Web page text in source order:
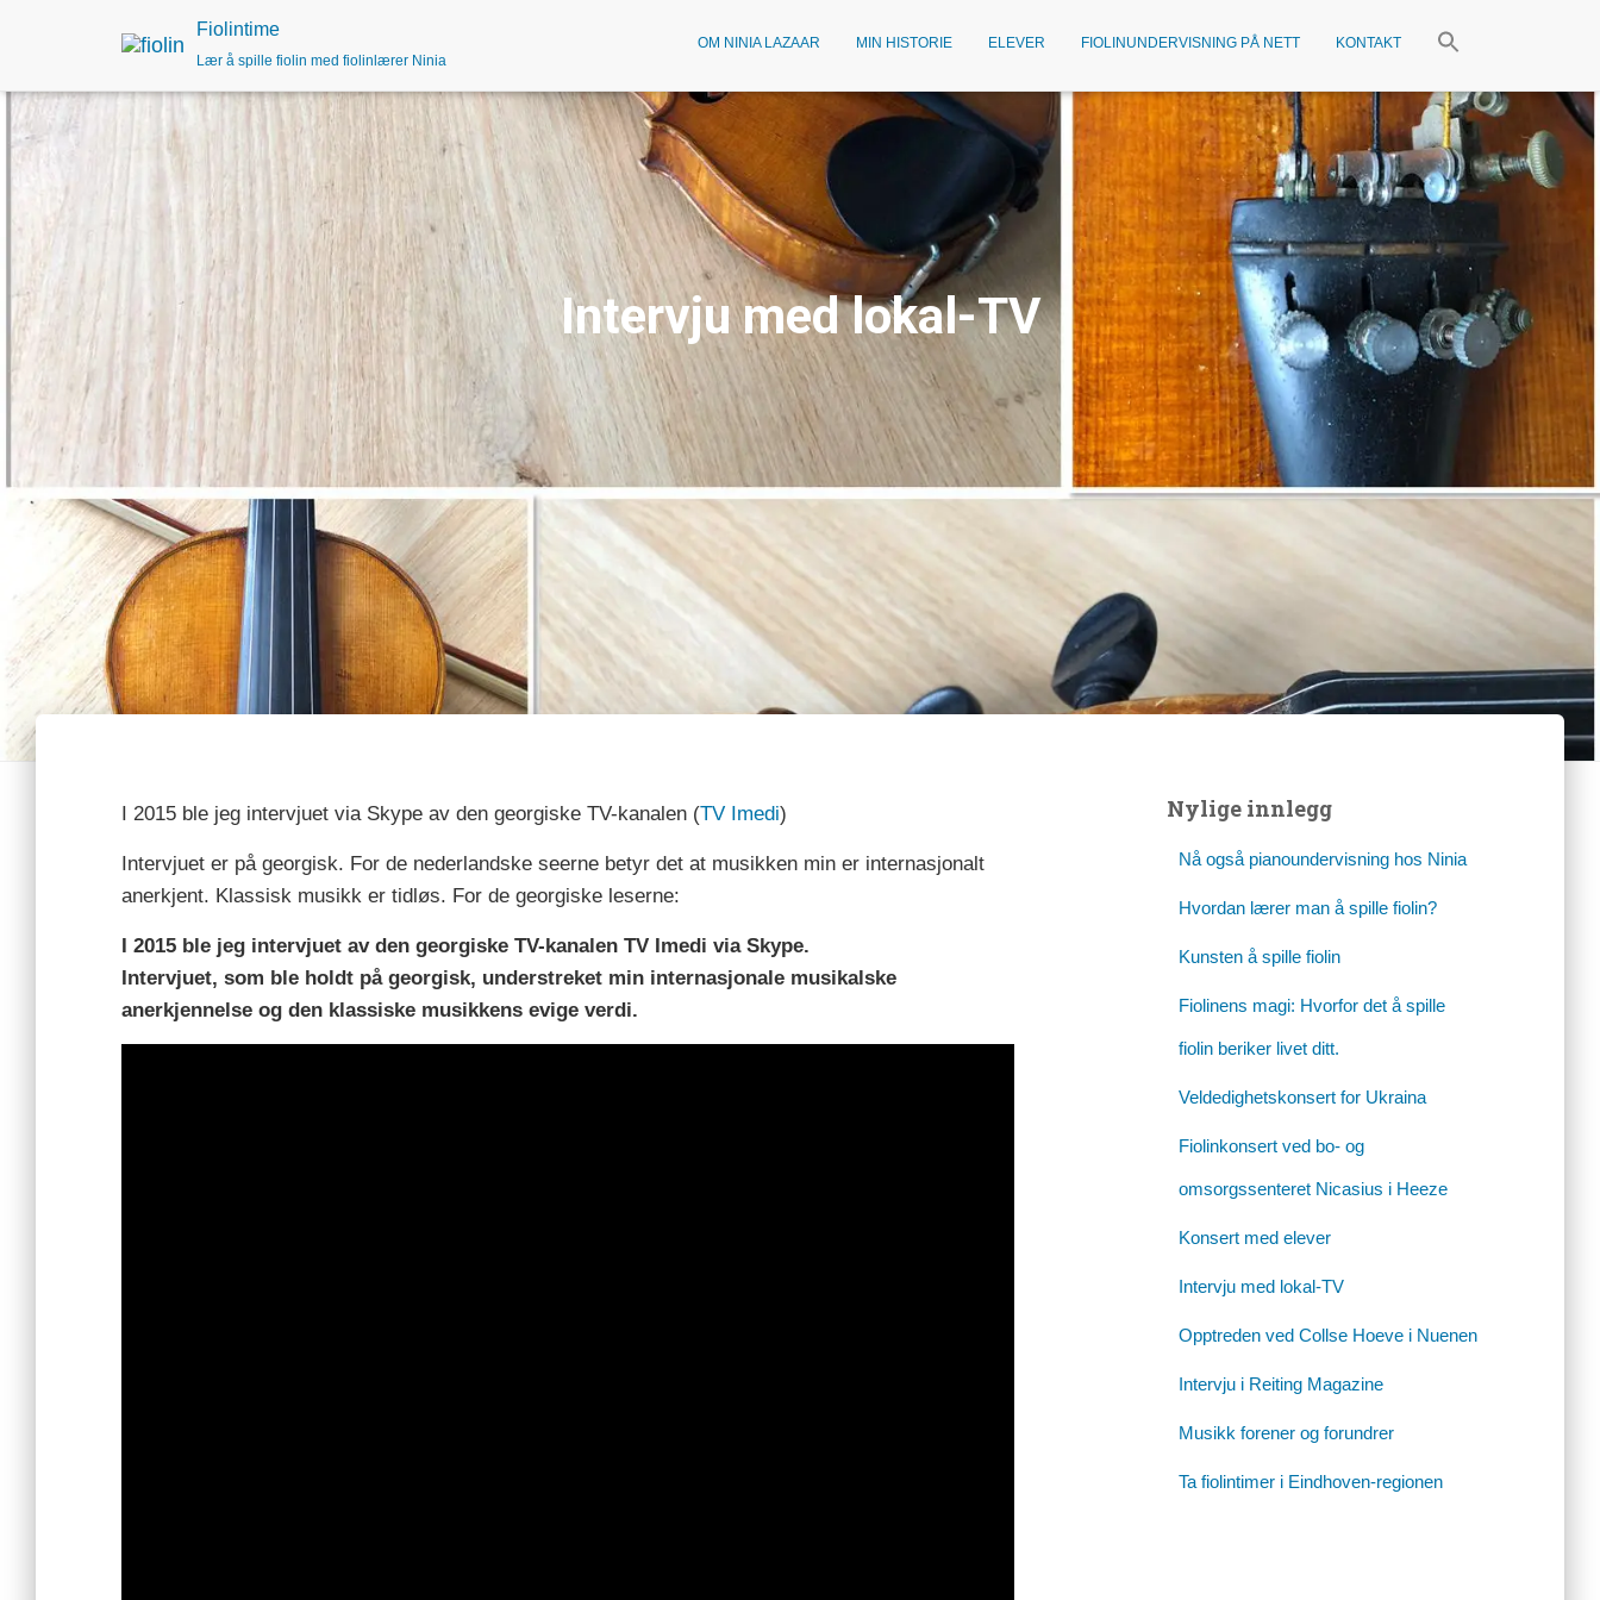
Fiolintime
Lær å spille fiolin med fiolinlærer Ninia
OM NINIA LAZAAR MIN HISTORIE ELEVER FIOLINUNDERVISNING PÅ NETT KONTAKT
Intervju med lokal-TV
I 2015 ble jeg intervjuet via Skype av den georgiske TV-kanalen (TV Imedi)
Intervjuet er på georgisk. For de nederlandske seerne betyr det at musikken min er internasjonalt
anerkjent. Klassisk musikk er tidløs. For de georgiske leserne:
I 2015 ble jeg intervjuet av den georgiske TV-kanalen TV Imedi via Skype.
Intervjuet, som ble holdt på georgisk, understreket min internasjonale musikalske
anerkjennelse og den klassiske musikkens evige verdi.
Nylige innlegg
Nå også pianoundervisning hos Ninia
Hvordan lærer man å spille fiolin?
Kunsten å spille fiolin
Fiolinens magi: Hvorfor det å spille
fiolin beriker livet ditt.
Veldedighetskonsert for Ukraina
Fiolinkonsert ved bo- og
omsorgssenteret Nicasius i Heeze
Konsert med elever
Intervju med lokal-TV
Opptreden ved Collse Hoeve i Nuenen
Intervju i Reiting Magazine
Musikk forener og forundrer
Ta fiolintimer i Eindhoven-regionen